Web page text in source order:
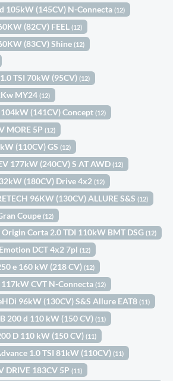
105kW (145CV) N-Connecta(12)
(82CV) FEEL(12)
(83CV) Shine(12)
TSI 70kW (95CV)(12)
MY24(12)
(141CV) Concept(12)
MORE 5P(12)
(110CV) GS(12)
177kW (240CV) S AT AWD(12)
(180CV) Drive 4x2(12)
96KW (130CV) ALLURE S&S(12)
Coupe(12)
Corta 2.0 TDI 110kW BMT DSG(12)
DCT 4x2 7pl(12)
e 160 kW (218 CV)(12)
117kW CVT N-Connecta(12)
96kW (130CV) S&S Allure EAT8(11)
200 d 110 kW (150 CV)(11)
D 110 kW (150 CV)(11)
1.0 TSI 81kW (110CV)(11)
DRIVE 183CV 5P(11)